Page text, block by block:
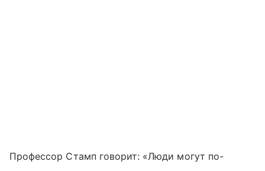
Профессор Стамп говорит: «Люди могут по-